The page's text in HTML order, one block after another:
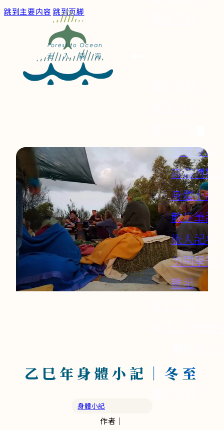
跳到主要内容 跳到页脚
深度專題
森海博物
身體小記
散步筆記
旅人記事
美國學習
雜記
影音媒體
乙巳年身體小記｜冬至
身體小記
作者｜